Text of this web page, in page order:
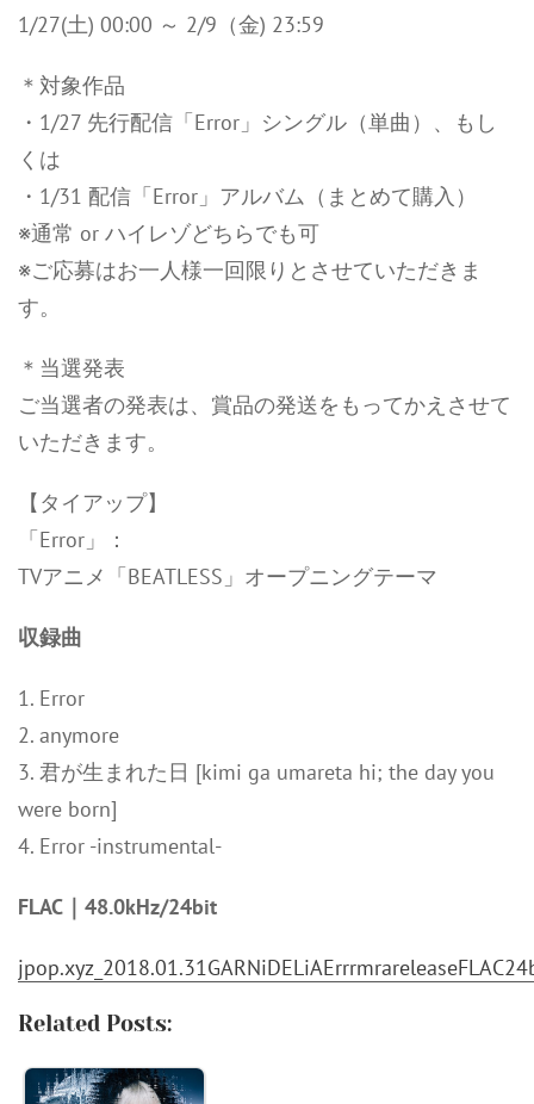
1/27(土) 00:00 ～ 2/9（金) 23:59
＊対象作品
・1/27 先行配信「Error」シングル（単曲）、もし
くは
・1/31 配信「Error」アルバム（まとめて購入）
※通常 or ハイレゾどちらでも可
※ご応募はお一人様一回限りとさせていただきま
す。
＊当選発表
ご当選者の発表は、賞品の発送をもってかえさせて
いただきます。
【タイアップ】
「Error」：
TVアニメ「BEATLESS」オープニングテーマ
収録曲
1. Error
2. anymore
3. 君が生まれた日 [kimi ga umareta hi; the day you
were born]
4. Error -instrumental-
FLAC｜48.0kHz/24bit
Related Posts: